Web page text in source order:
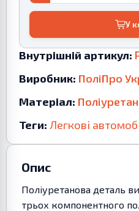
У
Внутрішній артикул:
Виробник: ПоліПро
Матеріал: Поліуретан
Теги: Легкові
Опис
Поліуретанова деталь
трьох компонентного